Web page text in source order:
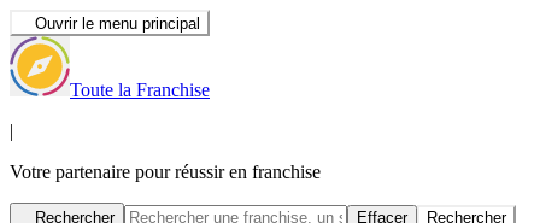
Ouvrir le menu principal
Toute la Franchise
|
Votre partenaire pour réussir en franchise
Rechercher Effacer Rechercher